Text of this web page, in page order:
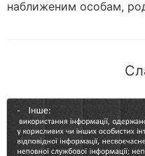
наближеним особам,